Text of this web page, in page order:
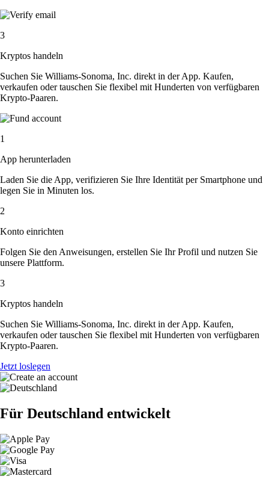
3
Kryptos handeln
Suchen Sie Williams-Sonoma, Inc. direkt in der App. Kaufen,
verkaufen oder tauschen Sie flexibel mit Hunderten von verfügbaren
Krypto-Paaren.
1
App herunterladen
Laden Sie die App, verifizieren Sie Ihre Identität per Smartphone und
legen Sie in Minuten los.
2
Konto einrichten
Folgen Sie den Anweisungen, erstellen Sie Ihr Profil und nutzen Sie
unsere Plattform.
3
Kryptos handeln
Suchen Sie Williams-Sonoma, Inc. direkt in der App. Kaufen,
verkaufen oder tauschen Sie flexibel mit Hunderten von verfügbaren
Krypto-Paaren.
Jetzt loslegen
Für Deutschland entwickelt